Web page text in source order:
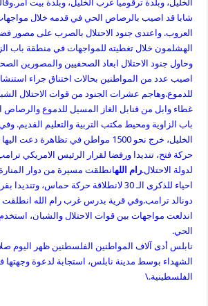
الخليل، وبلدة ترقوميا غرب الخليل، وبلدة بيت
شابا قد اصيب بالرصاص الحي في قدمه خلال
العروب. واعتدى جنود الاحتلال بالصرب على مصور
الهشلمون خلال تغطيته للمواجهات في منطقة باب
وحاول جنود الاحتلال ابعاد الصحفيين والمصورين
اصيب عدد من المواطنين بحالات اختناق جراء
للدموع.وهاجم عشرات الجنود من قوات الاحتلال
غطاء وابل من قنابل الغاز المسيل للدموع
باب الزاوية ومحيط مكتب التربية والتعليم القديم.
الخليل، خرج نحو 1500 مواطن في تظاهرة
حركة فتح، تنديدا ورفضا لقرار الرئيس الامريكي
لدولة الاحتلال.رام اللهانطلقت مسيرة من دوار
احياء للذكرى الـ 30 لانطلاقة حركة حماس،
دونالد ترامب.وفي قرية بدرس غرب رام الله
اندلعت مواجهات بين قوات الاحتلال والشبان،
الحي.
نابلس أدى آلاف المواطنين الفلسطنين ظهر اليوم
الشهداء بوسط مدينة نابلس، استجابة لدعوة وجهتها
الفلسطينية.\